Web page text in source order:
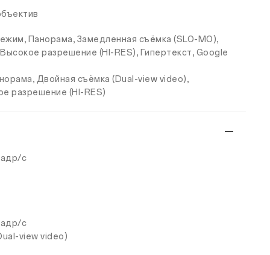
Панорама, Замедленная съёмка (SLO-MO),
разрешение (HI-RES), Гипертекст, Google
Двойная съёмка (Dual-view video),
разрешение (HI-RES)
с
с
view video)